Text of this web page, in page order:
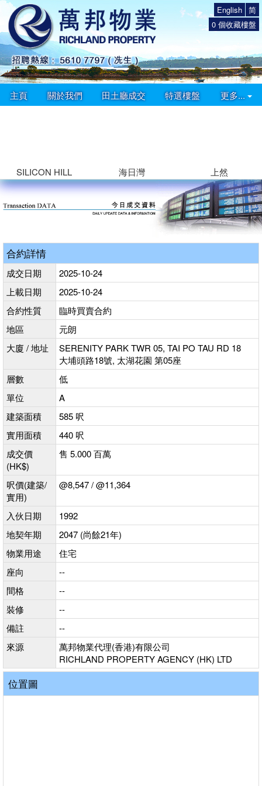
简
English
0 個收藏樓盤
主頁 關於我們 田土廳成交 特選樓盤 更多...
SILICON HILL 海日灣 上然
合約詳情
成交日期
2025-10-24
上載日期
2025-10-24
合約性質
臨時買賣合約
地區
元朗
大廈 / 地址
SERENITY PARK TWR 05, TAI PO TAU RD 18
大埔頭路18號, 太湖花園 第05座
層數
低
單位
A
建築面積
585 呎
實用面積
440 呎
成交價
(HK$)
售 5.000 百萬
呎價(建築/
實用)
@8,547 / @11,364
入伙日期
1992
地契年期
2047 (尚餘21年)
物業用途
住宅
座向
--
間格
--
裝修
--
備註
--
來源
萬邦物業代理(香港)有限公司
RICHLAND PROPERTY AGENCY (HK) LTD
位置圖